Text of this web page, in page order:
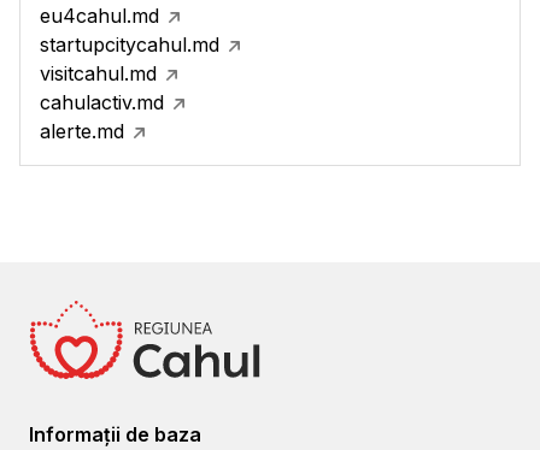
eu4cahul.md
startupcitycahul.md
visitcahul.md
cahulactiv.md
alerte.md
Informații de baza